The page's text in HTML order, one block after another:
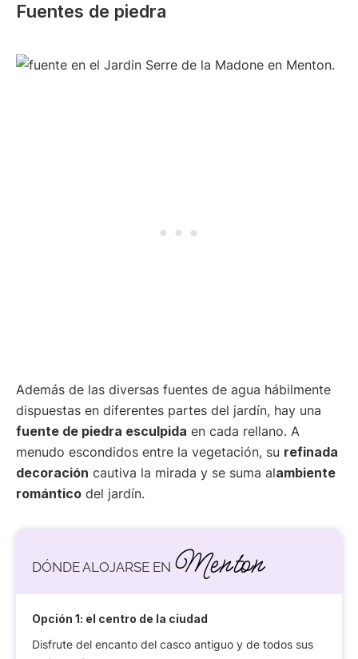
Fuentes de piedra
Además de las diversas fuentes de agua hábilmente
dispuestas en diferentes partes del jardín, hay una
fuente de piedra esculpida en cada rellano. A
menudo escondidos entre la vegetación, su refinada
decoración cautiva la mirada y se suma alambiente
romántico del jardín.
DÓNDE ALOJARSE EN Menton
Opción 1: el centro de la ciudad
Disfrute del encanto del casco antiguo y de todos sus